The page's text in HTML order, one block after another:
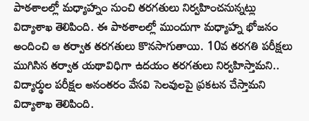
పాఠశాలల్లో మధ్యాహ్నం నుంచి తరగతులు నిర్వహించనున్నట్లు
విద్యాశాఖ తెలిపింది. ఈ పాఠశాలల్లో ముందుగా మధ్యాహ్న భోజనం
అందించి ఆ తర్వాత తరగతులు కొనసాగుతాయి. 10వ తరగతి పరీక్షలు
ముగిసిన తర్వాత యథావిధిగా ఉదయం తరగతులు నిర్వహిస్తామని..
విద్యార్థుల పరీక్షల అనంతరం వేసవి సెలవులపై ప్రకటన చేస్తామని
విద్యాశాఖ తెలిపింది.